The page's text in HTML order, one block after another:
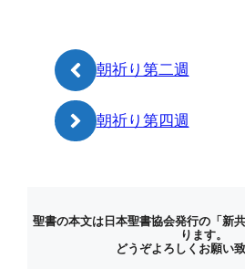
ー
朝祈り第二週
朝祈り第四週
聖書の本文は日本聖書協会発行の「新
ります。
どうぞよろしくお願い致